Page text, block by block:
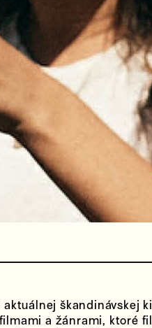
škandinávskej
a žánrami, ktoré